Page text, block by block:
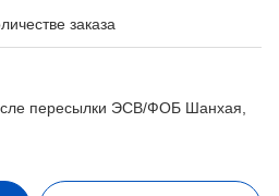
заказа
пересылки ЭСВ/ФОБ Шанхая,